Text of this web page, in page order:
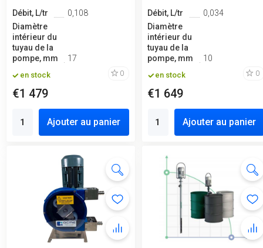
Débit, L/tr
0,108
Diamètre
intérieur du
tuyau de la
pompe, mm
17
en stock 0
€1 479
Ajouter au panier
Débit, L/tr
0,034
Diamètre
intérieur du
tuyau de la
pompe, mm
10
en stock 0
€1 649
Ajouter au panier